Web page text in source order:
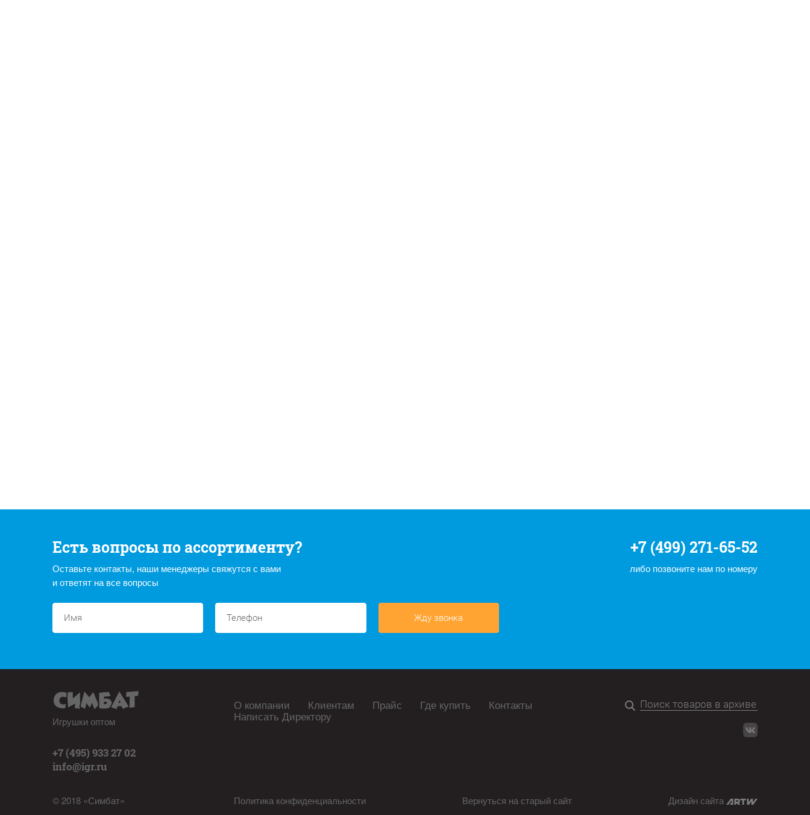
Есть вопросы по ассортименту?
Оставьте контакты, наши менеджеры свяжутся с вами
и ответят на все вопросы
+7 (499) 271-65-52
либо позвоните нам по номеру
Жду звонка
Игрушки оптом
+7 (495) 933 27 02
info@igr.ru
© 2018 «Симбат»
О компании Клиентам Прайс Где купить Контакты
Написать Директору
Политика конфиденциальности Вернуться на старый сайт Дизайн сайта